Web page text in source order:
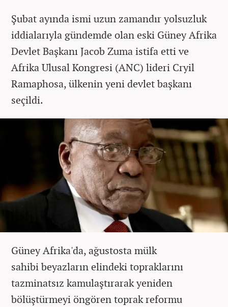
Şubat ayında ismi uzun zamandır yolsuzluk
iddialarıyla gündemde olan eski Güney Afrika
Devlet Başkanı Jacob Zuma istifa etti ve
Afrika Ulusal Kongresi (ANC) lideri Cryil
Ramaphosa, ülkenin yeni devlet başkanı
seçildi.
Güney Afrika'da, ağustosta mülk
sahibi beyazların elindeki topraklarını
tazminatsız kamulaştırarak yeniden
bölüştürmeyi öngören toprak reformu